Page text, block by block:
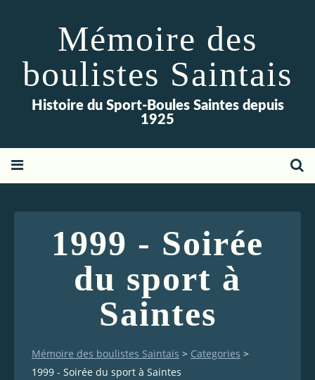
Mémoire des
boulistes Saintais
Histoire du Sport-Boules Saintes depuis
1925
1999 - Soirée
du sport à
Saintes
Mémoire des boulistes Saintais > Categories >
1999 - Soirée du sport à Saintes